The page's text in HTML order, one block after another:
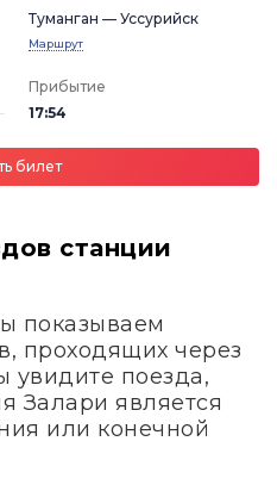
Туманган — Уссурийск
Маршрут
Прибытие
17:54
билет
станции
показываем
проходящих через
увидите поезда,
Залари является
или конечной